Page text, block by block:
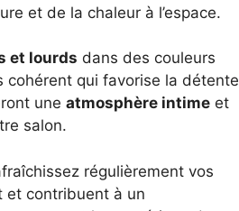
et de la chaleur à l’espace.
et lourds dans des couleurs
cohérent qui favorise la détente
une atmosphère intimeet
salon.
régulièrement vos
et contribuent à un